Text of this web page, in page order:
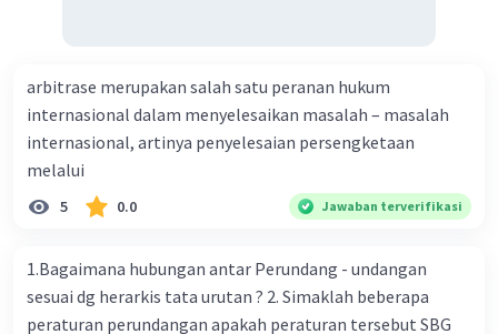
arbitrase merupakan salah satu peranan hukum
internasional dalam menyelesaikan masalah – masalah
internasional, artinya penyelesaian persengketaan
melalui
5 0.0 Jawaban terverifikasi
1.Bagaimana hubungan antar Perundang - undangan
sesuai dg herarkis tata urutan ? 2. Simaklah beberapa
peraturan perundangan apakah peraturan tersebut SBG